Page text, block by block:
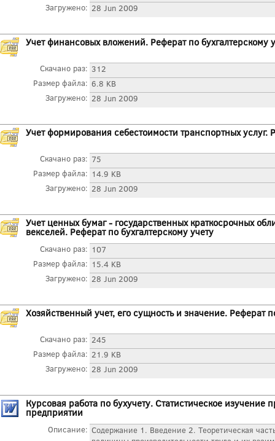
Загружено: 28 Jun 2009
Учет финансовых вложений. Реферат по бухгалтерскому
Скачано раз: 312
Размер файла: 6.8 KB
Загружено: 28 Jun 2009
Учет формирования себестоимости транспортных услуг.
Скачано раз: 75
Размер файла: 14.9 KB
Загружено: 28 Jun 2009
Учет ценных бумаг - государственных краткосрочных
векселей. Реферат по бухгалтерскому учету
Скачано раз: 107
Размер файла: 15.4 KB
Загружено: 28 Jun 2009
Хозяйственный учет, его сущность и значение. Реферат
Скачано раз: 245
Размер файла: 21.9 KB
Загружено: 28 Jun 2009
Курсовая работа по бухучету. Статистическое изучение
предприятии
Описание: Содержание 1. Введение 2. Теоретическая